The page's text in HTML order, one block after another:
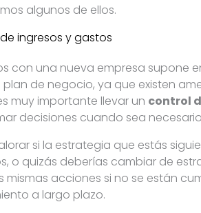
algunos de ellos.
ingresos y gastos
con una nueva empresa supone
plan de negocio, ya que existen
muy importante llevar un control
decisiones cuando sea
si la estrategia que estás
o quizás deberías cambiar de
acciones si no se están
a largo plazo.